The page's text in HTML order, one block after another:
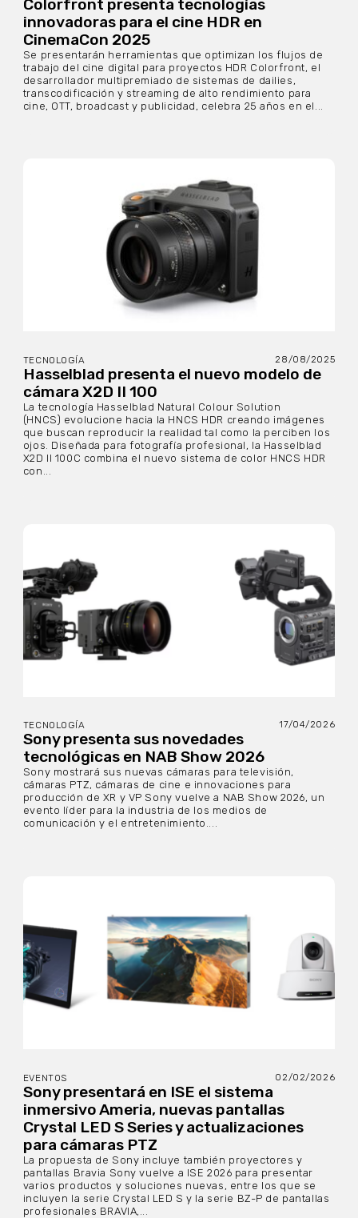
Colorfront presenta tecnologías
innovadoras para el cine HDR en
CinemaCon 2025
Se presentarán herramientas que optimizan los flujos de
trabajo del cine digital para proyectos HDR Colorfront, el
desarrollador multipremiado de sistemas de dailies,
transcodificación y streaming de alto rendimiento para
cine, OTT, broadcast y publicidad, celebra 25 años en el...
TECNOLOGÍA 28/08/2025
Hasselblad presenta el nuevo modelo de
cámara X2D II 100
La tecnología Hasselblad Natural Colour Solution
(HNCS) evolucione hacia la HNCS HDR creando imágenes
que buscan reproducir la realidad tal como la perciben los
ojos. Diseñada para fotografía profesional, la Hasselblad
X2D II 100C combina el nuevo sistema de color HNCS HDR
con...
TECNOLOGÍA 17/04/2026
Sony presenta sus novedades
tecnológicas en NAB Show 2026
Sony mostrará sus nuevas cámaras para televisión,
cámaras PTZ, cámaras de cine e innovaciones para
producción de XR y VP Sony vuelve a NAB Show 2026, un
evento líder para la industria de los medios de
comunicación y el entretenimiento....
EVENTOS 02/02/2026
Sony presentará en ISE el sistema
inmersivo Ameria, nuevas pantallas
Crystal LED S Series y actualizaciones
para cámaras PTZ
La propuesta de Sony incluye también proyectores y
pantallas Bravia Sony vuelve a ISE 2026 para presentar
varios productos y soluciones nuevas, entre los que se
incluyen la serie Crystal LED S y la serie BZ-P de pantallas
profesionales BRAVIA,...